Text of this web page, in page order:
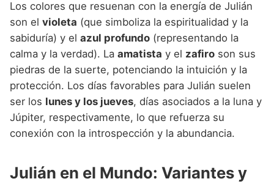
Los colores que resuenan con la energía de Julián
son el violeta (que simboliza la espiritualidad y la
sabiduría) y el azul profundo (representando la
calma y la verdad). La amatista y el zafiro son sus
piedras de la suerte, potenciando la intuición y la
protección. Los días favorables para Julián suelen
ser los lunes y los jueves, días asociados a la luna y
Júpiter, respectivamente, lo que refuerza su
conexión con la introspección y la abundancia.
Julián en el Mundo: Variantes y